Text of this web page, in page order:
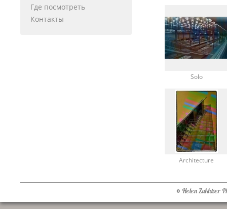
Solo
Architecture
Где посмотреть
Контакты
© Helen Zakhtser